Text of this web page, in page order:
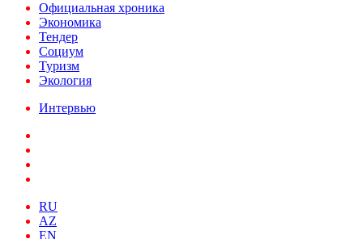
Официальная хроника
Экономика
Тендер
Социум
Туризм
Экология
Интервью
RU
AZ
EN